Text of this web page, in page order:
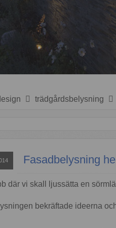
trädgårdsbelysning
Fasadbelysning
där vi skall ljussätta en
bekräftade ideerna